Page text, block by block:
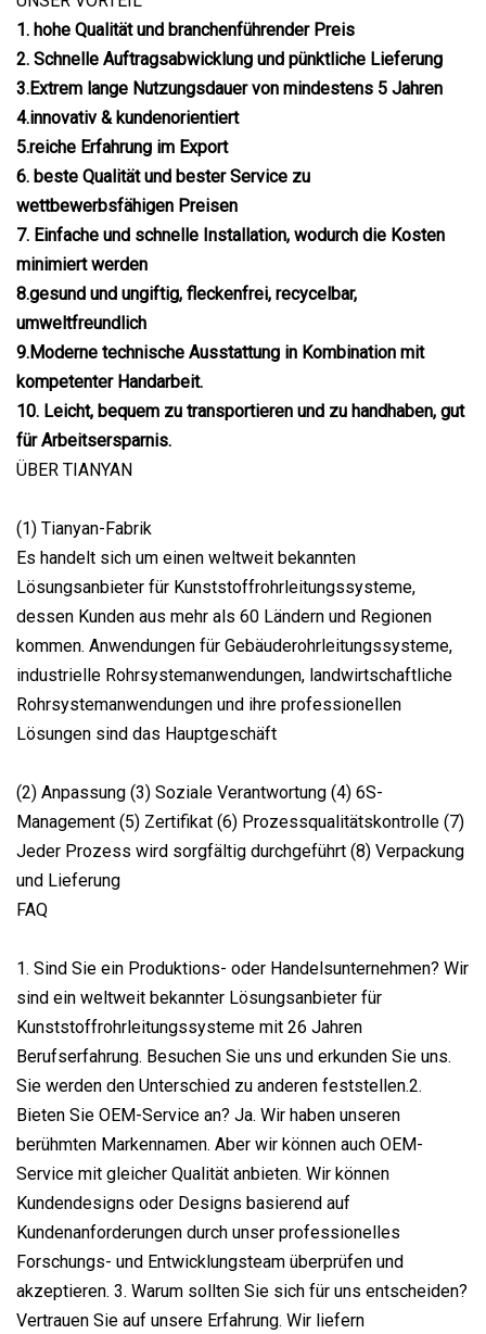
1. hohe Qualität und branchenführender Preis
2. Schnelle Auftragsabwicklung und pünktliche Lieferung
3.Extrem lange Nutzungsdauer von mindestens 5 Jahren
4.innovativ & kundenorientiert
5.reiche Erfahrung im Export
6. beste Qualität und bester Service zu
wettbewerbsfähigen Preisen
7. Einfache und schnelle Installation, wodurch die Kosten
minimiert werden
8.gesund und ungiftig, fleckenfrei, recycelbar,
umweltfreundlich
9.Moderne technische Ausstattung in Kombination mit
kompetenter Handarbeit.
10. Leicht, bequem zu transportieren und zu handhaben, gut
für Arbeitsersparnis.
ÜBER TIANYAN
(1) Tianyan-Fabrik
Es handelt sich um einen weltweit bekannten
Lösungsanbieter für Kunststoffrohrleitungssysteme,
dessen Kunden aus mehr als 60 Ländern und Regionen
kommen. Anwendungen für Gebäuderohrleitungssysteme,
industrielle Rohrsystemanwendungen, landwirtschaftliche
Rohrsystemanwendungen und ihre professionellen
Lösungen sind das Hauptgeschäft
(2) Anpassung (3) Soziale Verantwortung (4) 6S-
Management (5) Zertifikat (6) Prozessqualitätskontrolle (7)
Jeder Prozess wird sorgfältig durchgeführt (8) Verpackung
und Lieferung
FAQ
1. Sind Sie ein Produktions- oder Handelsunternehmen? Wir
sind ein weltweit bekannter Lösungsanbieter für
Kunststoffrohrleitungssysteme mit 26 Jahren
Berufserfahrung. Besuchen Sie uns und erkunden Sie uns.
Sie werden den Unterschied zu anderen feststellen.2.
Bieten Sie OEM-Service an? Ja. Wir haben unseren
berühmten Markennamen. Aber wir können auch OEM-
Service mit gleicher Qualität anbieten. Wir können
Kundendesigns oder Designs basierend auf
Kundenanforderungen durch unser professionelles
Forschungs- und Entwicklungsteam überprüfen und
akzeptieren. 3. Warum sollten Sie sich für uns entscheiden?
Vertrauen Sie auf unsere Erfahrung. Wir liefern